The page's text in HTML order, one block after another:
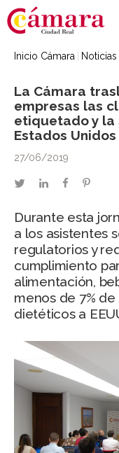
Inicio Cámara Noticias
La Cámara
empresas las
etiquetado y la
Estados Unidos
27/06/2019
twitterlinkedinfacebook
Durante esta
a los asistentes
regulatorios y
cumplimiento
alimentación,
menos de 7%
dietéticos a